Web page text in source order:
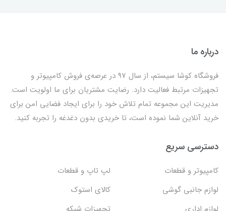
درباره ما
فروشگاه کوشا سیستم، از سال 97 در عرصه‌ی فروش کامپیوتر و
تجهیزات مرتبط فعالیت دارد. رضایت مشتریان برای ما اولویت است.
مدیریت این مجموعه تمام تلاش خود را برای ایجاد فضایی امن برای
خرید آنلاین شما نموده است، تا خریدی بدون دغدغه را تجربه کنید.
دسترسی سریع
کامپیوتر و قطعات
لپ تاپ و قطعات
لوازم جانبی گوشی
کالای استوک